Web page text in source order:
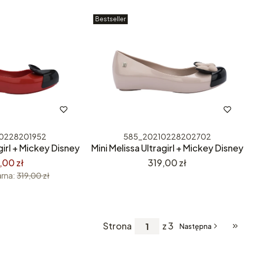
+ Mickey Disney
zł
319,00 zł
Bestseller
585_20210228202702
Mini Melissa Ultragirl + Mickey Disney
Cena
319,00 zł
Strona z 3 Następna